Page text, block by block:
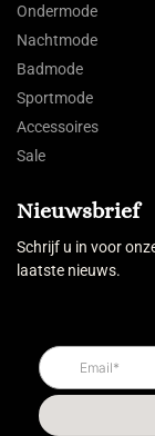
Ondermode
Nachtmode
Badmode
Sportmode
Accessoires
Sale
Nieuwsbrief
Schrijf u in voor
laatste nieuws.